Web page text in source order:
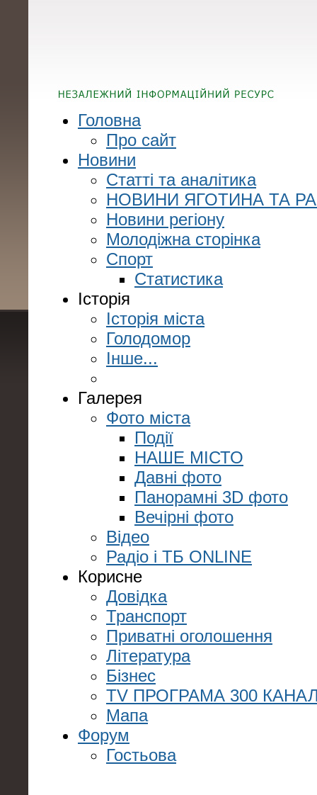
Головна
Про сайт
Новини
Статті та аналітика
НОВИНИ ЯГОТИНА ТА
Новини регіону
Молодіжна сторінка
Спорт
Статистика
Історія
Історія міста
Голодомор
Інше...
Галерея
Фото міста
Події
НАШЕ МІСТО
Давні фото
Панорамні 3D фото
Вечірні фото
Відео
Радіо і ТБ ONLINE
Корисне
Довідка
Транспорт
Приватні оголошення
Література
Бізнес
TV ПРОГРАМА 300
Мапа
Форум
Гостьова